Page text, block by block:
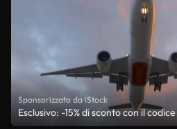
Sponsorizzato da iStock
Esclusivo: -15% di sconto con il codice